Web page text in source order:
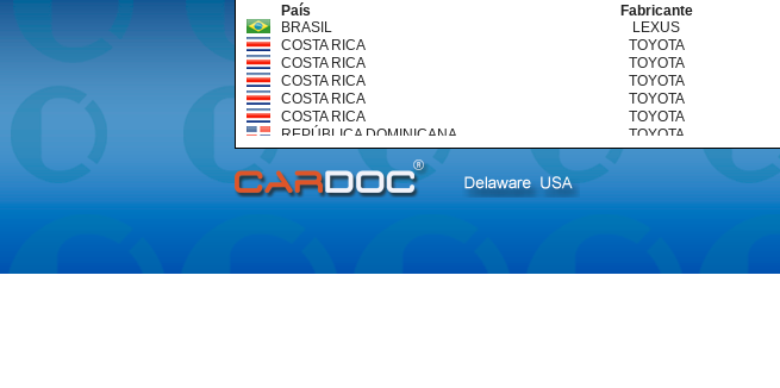
País Fabricante
BRASIL
LEXUS
COSTA RICA
TOYOTA
COSTA RICA
TOYOTA
COSTA RICA
TOYOTA
COSTA RICA
TOYOTA
COSTA RICA
TOYOTA
REPÚBLICA DOMINICANA
TOYOTA
REPÚBLICA DOMINICANA
TOYOTA
REPÚBLICA DOMINICANA
VENEZUELA
VENEZUELA
TOYOTA